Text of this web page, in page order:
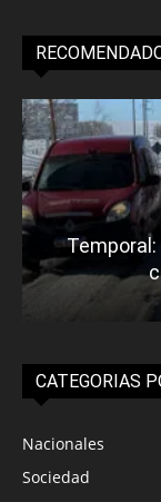
CATEGORIAS
Nacionales
Sociedad